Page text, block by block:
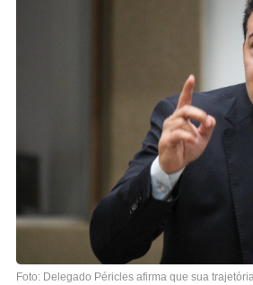
Foto: Delegado Péricles afirma que sua